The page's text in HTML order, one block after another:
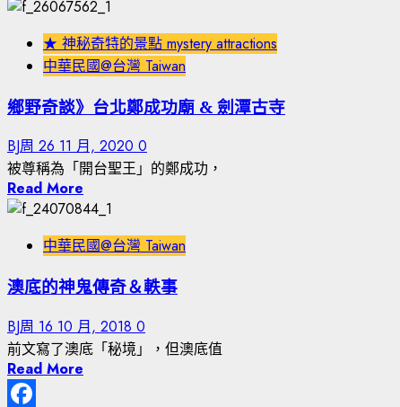
★ 神秘奇特的景點 mystery attractions
中華民國@台灣 Taiwan
鄉野奇談》台北鄭成功廟 & 劍潭古寺
BJ周 26 11 月, 2020 0
被尊稱為「開台聖王」的鄭成功，
Read More
中華民國@台灣 Taiwan
澳底的神鬼傳奇＆軼事
BJ周 16 10 月, 2018 0
前文寫了澳底「秘境」，但澳底值
Read More